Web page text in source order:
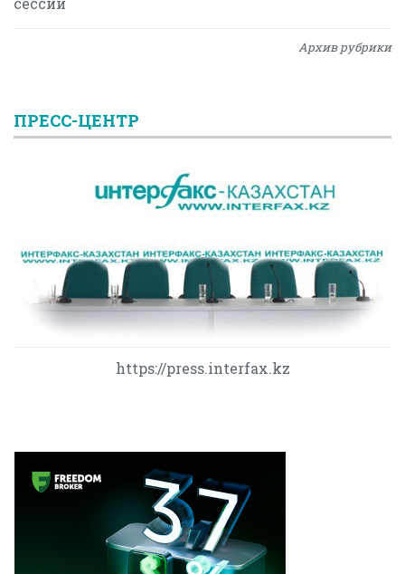
Архив рубрики
ПРЕСС-ЦЕНТР
https://press.interfax.kz